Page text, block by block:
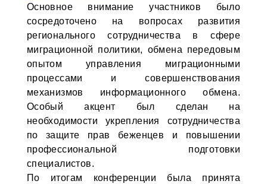
Основное внимание участников было
сосредоточено на вопросах развития
регионального сотрудничества в сфере
миграционной политики, обмена передовым
опытом управления миграционными
процессами и совершенствования
механизмов информационного обмена.
Особый акцент был сделан на
необходимости укрепления сотрудничества
по защите прав беженцев и повышении
профессиональной подготовки
специалистов.
По итогам конференции была принята